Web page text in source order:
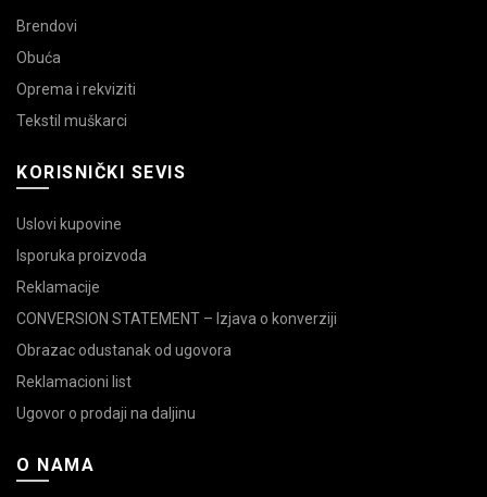
Brendovi
Obuća
Oprema i rekviziti
Tekstil muškarci
KORISNIČKI SEVIS
Uslovi kupovine
Isporuka proizvoda
Reklamacije
CONVERSION STATEMENT – Izjava o konverziji
Obrazac odustanak od ugovora
Reklamacioni list
Ugovor o prodaji na daljinu
O NAMA